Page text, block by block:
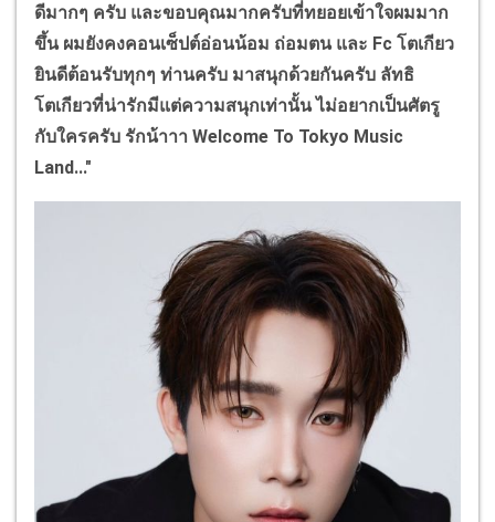
ดีมากๆ ครับ และขอบคุณมากครับที่ทยอยเข้าใจผมมาก
ขึ้น ผมยังคงคอนเซ็ปต์อ่อนน้อม ถ่อมตน และ Fc โตเกียว
ยินดีต้อนรับทุกๆ ท่านครับ มาสนุกด้วยกันครับ ลัทธิ
โตเกียวที่น่ารักมีแต่ความสนุกเท่านั้น ไม่อยากเป็นศัตรู
กับใครครับ รักน้าาา Welcome To Tokyo Music
Land..."